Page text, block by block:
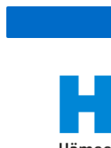
sisältöön